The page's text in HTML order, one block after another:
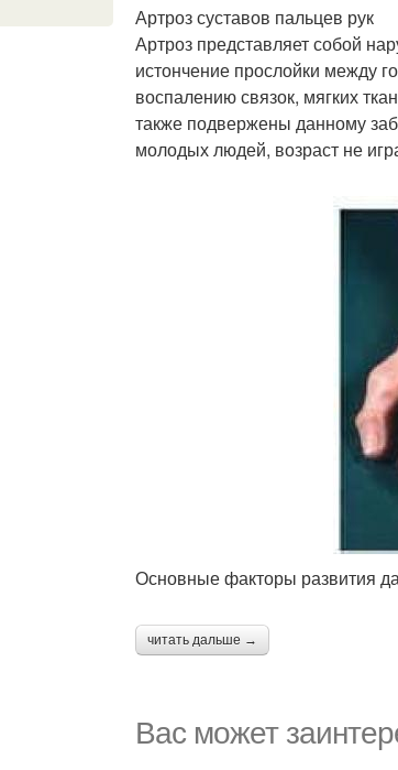
Артроз суставов пальцев рук
Артроз представляет собой
истончение прослойки между
воспалению связок, мягких
также подвержены данному
молодых людей, возраст не
Основные факторы развития
читать дальше →
Вас может